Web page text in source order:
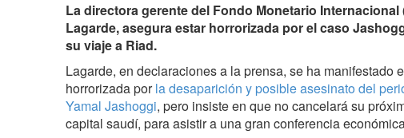
La directora gerente del Fondo Monetario Internacional
Lagarde, asegura estar horrorizada por el caso
su viaje a Riad.
Lagarde, en declaraciones a la prensa, se ha manifestado
horrorizada porla desaparición y posible asesinato del
Yamal Jashoggi, pero insiste en que no cancelará su
capital saudí, para asistir a una gran conferencia